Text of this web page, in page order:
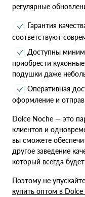
регулярные
Гарантия
соответствуют
Доступны
приобрести
подушки даже
Оперативная
оформление и
Dolce Noche — это
клиентов и
вы сможете
другое заведение
который всегда
Поэтому не
купить оптом в